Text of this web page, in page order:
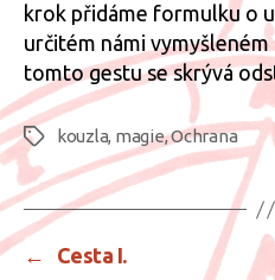
krok přidáme formulku o
určitém námi vymyšleném
tomto gestu se skrývá
Štítkykouzla, magie,Ochrana
←
Cesta I.